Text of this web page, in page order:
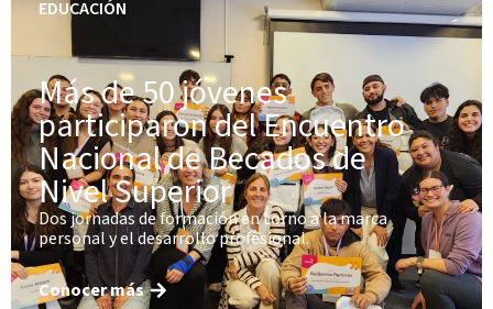
EDUCACIÓN
Más de 50 jóvenes
participaron del Encuentro
Nacional de Becados de
Nivel Superior
Dos jornadas de formación en torno a la marca
personal y el desarrollo profesional.
Conocer más